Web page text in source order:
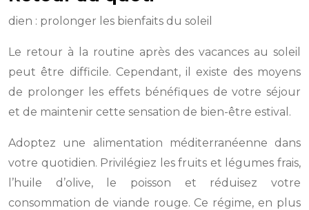
dien : prolonger les bienfaits du soleil
Le retour à la routine après des vacances au soleil
peut être difficile. Cependant, il existe des moyens
de prolonger les effets bénéfiques de votre séjour
et de maintenir cette sensation de bien-être estival.
Adoptez une alimentation méditerranéenne dans
votre quotidien. Privilégiez les fruits et légumes frais,
l’huile d’olive, le poisson et réduisez votre
consommation de viande rouge. Ce régime, en plus